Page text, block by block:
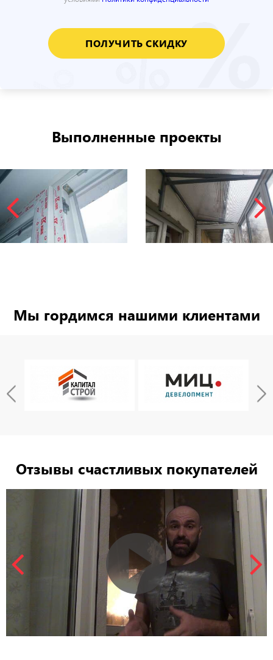
ПОЛУЧИТЬ СКИДКУ
Выполненные проекты
Мы гордимся нашими клиентами
Отзывы счастливых покупателей